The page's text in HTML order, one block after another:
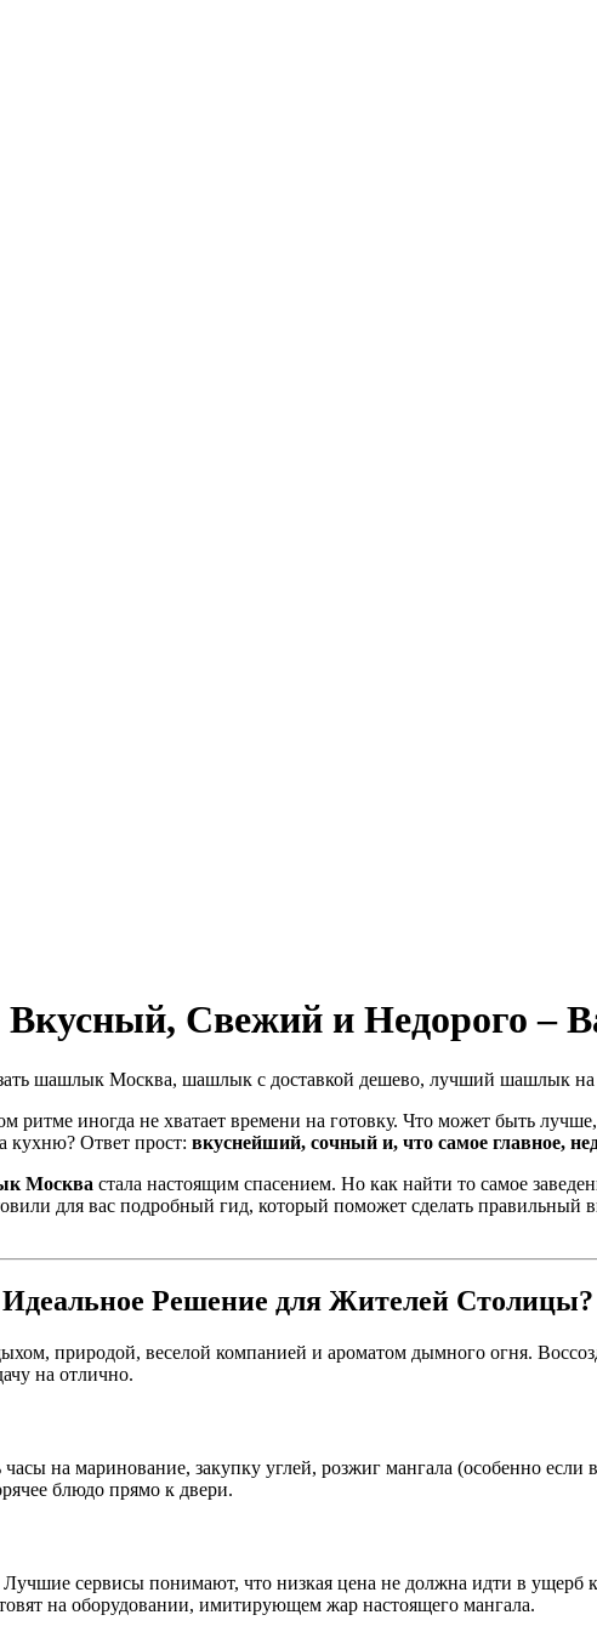
Свежий и Недорого –
шашлык Москва, шашлык с доставкой дешево, лучший шашлык
иногда не хватает времени на готовку. Что может быть
кухню? Ответ прост: вкуснейший, сочный и, что самое главное,
Москва стала настоящим спасением. Но как найти то самое
для вас подробный гид, который поможет сделать правильный
Решение для Жителей Столицы?
природой, веселой компанией и ароматом дымного огня.
на отлично.
на маринование, закупку углей, розжиг мангала (особенно
блюдо прямо к двери.
Лучшие сервисы понимают, что низкая цена не должна идти в ущерб
на оборудовании, имитирующем жар настоящего мангала.